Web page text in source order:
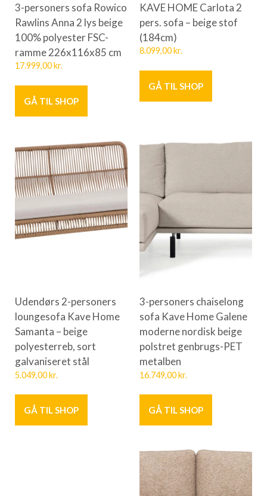
3-personers sofa Rowico
Rawlins Anna 2 lys beige
100% polyester FSC-
ramme 226x116x85 cm
17.999,00 kr.
GÅ TIL SHOP
KAVE HOME Carlota 2
pers. sofa – beige stof
(184cm)
8.099,00 kr.
GÅ TIL SHOP
Udendørs 2-personers
loungesofa Kave Home
Samanta – beige
polyesterreb, sort
galvaniseret stål
5.049,00kr.
GÅ TIL SHOP
3-personers chaiselong
sofa Kave Home Galene
moderne nordisk beige
polstret genbrugs-PET
metalben
16.749,00kr.
GÅ TIL SHOP